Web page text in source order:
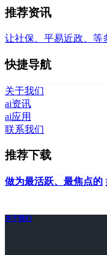
推荐资讯
让社保、平易近政、等
快捷导航
关于我们
ai资讯
ai应用
联系我们
推荐下载
做为最活跃、最焦点的
关于我们